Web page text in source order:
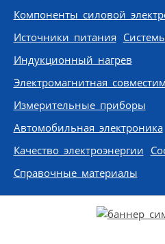
Компоненты силовой
Источники питания
Индукционный нагрев
Электромагнитная
Измерительные приборы
Автомобильная электроника
Качество электроэнергии
Справочные материалы